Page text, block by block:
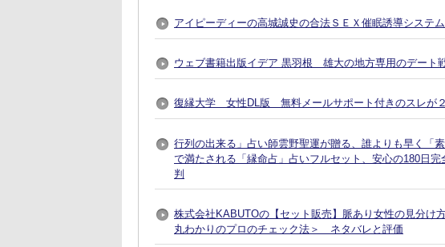
アイピーディーの高城誠史の合法ＳＥＸ催眠誘導システ
ウェブ書籍出版イデア 黒羽根 雄大の地方専用のデート
復縁大学 女性DL版 無料メールサポート付きのスレが２
行列の出来る」占い師雲野聖運が贈る、誰よりも早く「
で満たされる「縁命占」占いフルセット、安心の180日
判
株式会社KABUTOの【セット販売】脈あり女性の見分け
丸わかりのプロのチェック法＞ ネタバレと評価